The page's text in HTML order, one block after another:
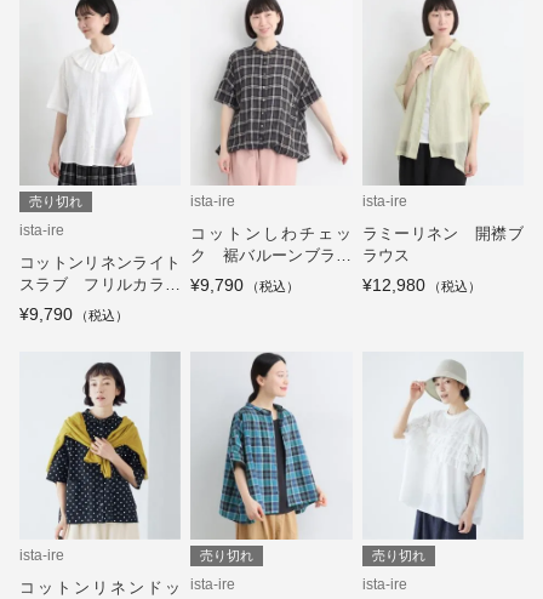
売り切れ
ista-ire
コットンリネンライト
スラブ フリルカラー
ブラウス
¥9,790
ista-ire
コットンしわチェッ
ク 裾バルーンブラウ
ス
¥9,790
ista-ire
ラミーリネン 開襟ブ
ラウス
¥12,980
ista-ire
コットンリネンドッ
売り切れ
ista-ire
売り切れ
ista-ire